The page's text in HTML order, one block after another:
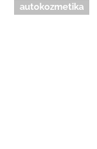
autokozmetika